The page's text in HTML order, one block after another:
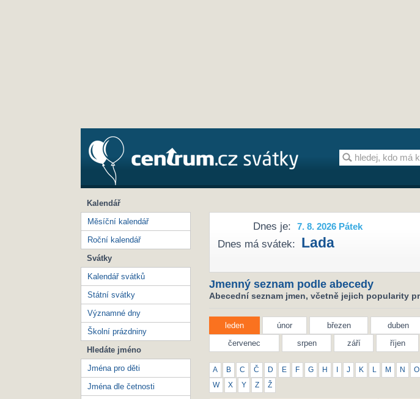
Dnes je: 7. 8. 2026 Pátek
Dnes má svátek: Lada
Jmenný seznam podle abecedy
Abecední seznam jmen, včetně jejich popularity
leden únor březen duben
červenec
srpen září říjen
A B C Č D E F G H J K M N O
W X Y Z Ž
Kalendář
Měsíční kalendář
Roční kalendář
Svátky
Kalendář svátků
Státní svátky
Významné dny
Školní prázdniny
Hledáte jméno
Jména pro děti
Jména dle četnosti